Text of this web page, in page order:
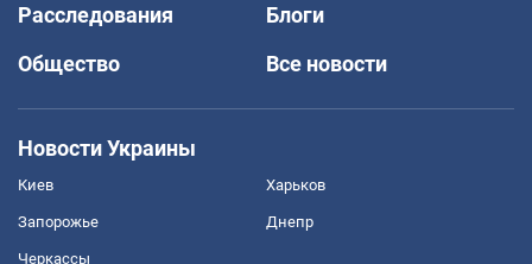
Расследования
Блоги
Общество
Все новости
Новости Украины
Киев Харьков
Запорожье Днепр
Черкассы